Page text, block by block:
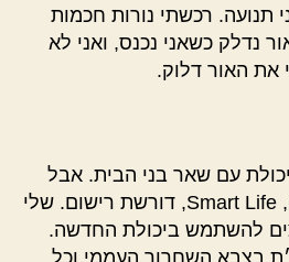
תנועה. רכשתי נורות חכמות
נדלק כשאני נכנס, ואני לא
את האור דלוק.
עם שאר בני הבית. אבל
השביל זה, האפליקציה, Smart Life, דורשת רישום. שלי
להשתמש ביכולת החדשה.
בצבא השחרור העממי וכל